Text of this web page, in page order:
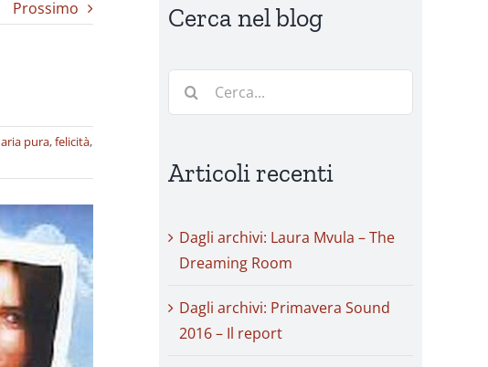
Prossimo
aria pura,felicità,
Cerca nel blog
Cerca
Articoli recenti
Dagli archivi: Laura Mvula – The
Dreaming Room
Dagli archivi: Primavera Sound
2016 – Il report